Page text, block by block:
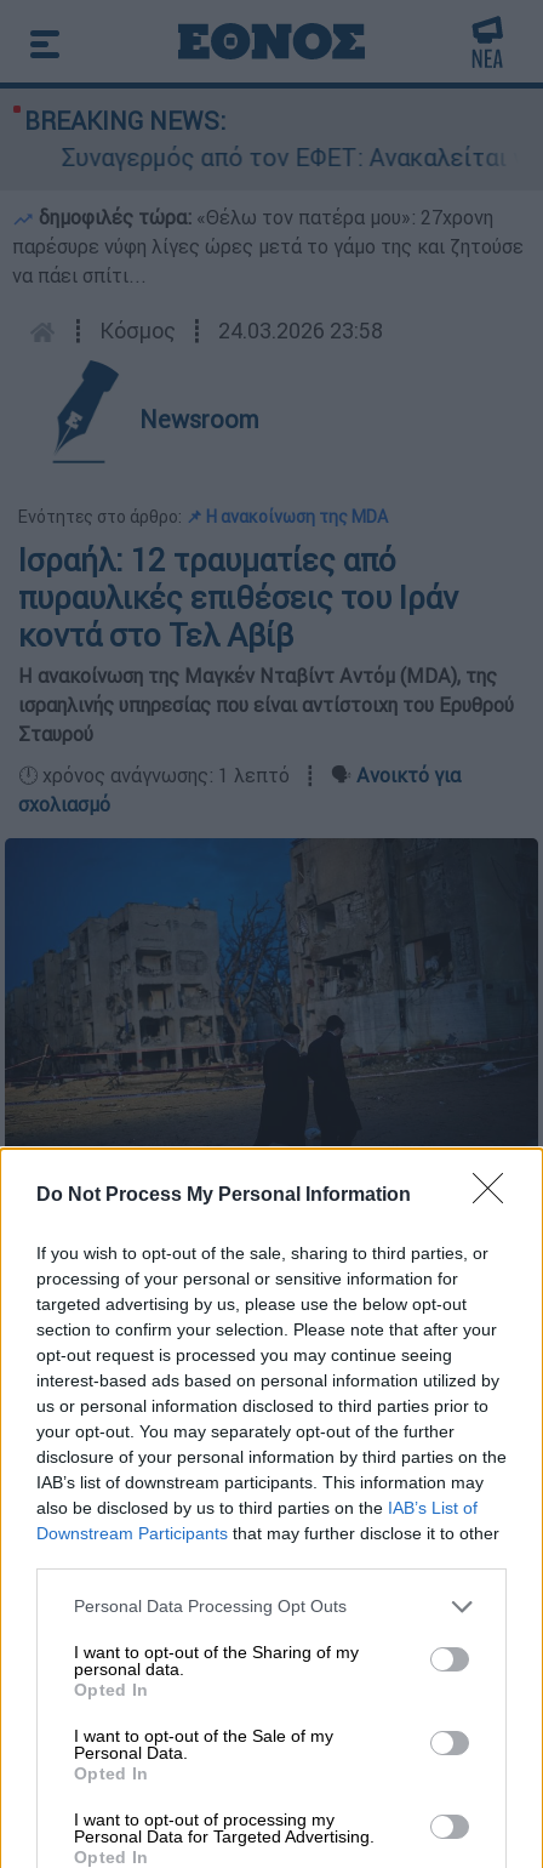
Do Not Process My Personal Information
If you wish to opt-out of the sale, sharing to third parties, or
processing of your personal or sensitive information for
targeted advertising by us, please use the below opt-out
section to confirm your selection. Please note that after your
opt-out request is processed you may continue seeing
interest-based ads based on personal information utilized by
us or personal information disclosed to third parties prior to
your opt-out. You may separately opt-out of the further
disclosure of your personal information by third parties on the
IAB’s list of downstream participants. This information may
also be disclosed by us to third parties on the IAB’s List of
Downstream Participants that may further disclose it to other
Please note that this website/app uses one or more Google
not limited to your visit or usage behaviour. You may click to
grant or deny consent to Google and its third-party tags to
use your data for below specified purposes in below Google
consent section.
Personal Data Processing Opt Outs
I want to opt-out of the Sharing of my
personal data.
Opted In
I want to opt-out of the Sale of my
Personal Data.
Opted In
I want to opt-out of processing my
Personal Data for Targeted Advertising.
Opted In
BREAKING NEWS:
Συναγερμός από τον ΕΦΕΤ: Ανακαλείται
δημοφιλές τώρα: «Θέλω τον πατέρα μου»: 27χρονη
παρέσυρε νύφη λίγες ώρες μετά το γάμο της και ζητούσε
να πάει σπίτι...
┋ Κόσμος ┋ 24.03.2026 23:58
Newsroom
Ενότητες στο άρθρο: 📌 Η ανακοίνωση της MDA
Ισραήλ: 12 τραυματίες από
πυραυλικές επιθέσεις του Ιράν
κοντά στο Τελ Αβίβ
H ανακοίνωση της Μαγκέν Νταβίντ Αντόμ (MDA), της
ισραηλινής υπηρεσίας που είναι αντίστοιχη του Ερυθρού
Σταυρού
🕛 χρόνος ανάγνωσης: 1 λεπτό ┋ 🗣️ Ανοικτό για
σχολιασμό
Προσθέστε το ΕΘΝΟΣ στη Google
Σύμφωνα με ενημέρωση τωνισραηλινών
υπηρεσιών διάσωσης,τουλάχιστον12
άνθρωποιτραυματίστηκαν σήμερα σεδύο
πόλεις κοντά στοΤελ Αβίβπου έγιναν
στόχοιιρανικώνπυραυλικών επιθέσεων.
Η ανακοίνωση της MDA
ΔΙΑΒΑΣΤΕ ΕΠΙΣΗΣ
Κόσμος|24.03.2026 23:23
Ιράν: «Μη εχθρικά πλοία» μπορούν να
διέλθουν από τα Στενά του Ορμούζ
Κόσμος|24.03.2026 23:12
Το deal του Τραμπ με το Ιράν: Οι 11
σκληροί όροι, τα 3 μεγάλα
ανταλλάγματα και το 15ο σημείο-